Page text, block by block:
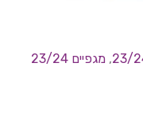
, מגפיים 23/24